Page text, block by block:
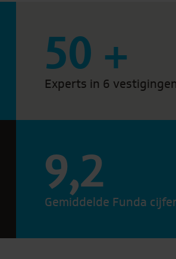
50 +
Experts in 6 vestigingen
9,2
Gemiddelde Funda